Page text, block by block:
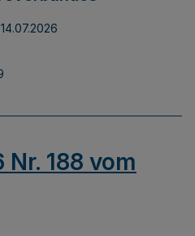
14.07.2026
188 vom